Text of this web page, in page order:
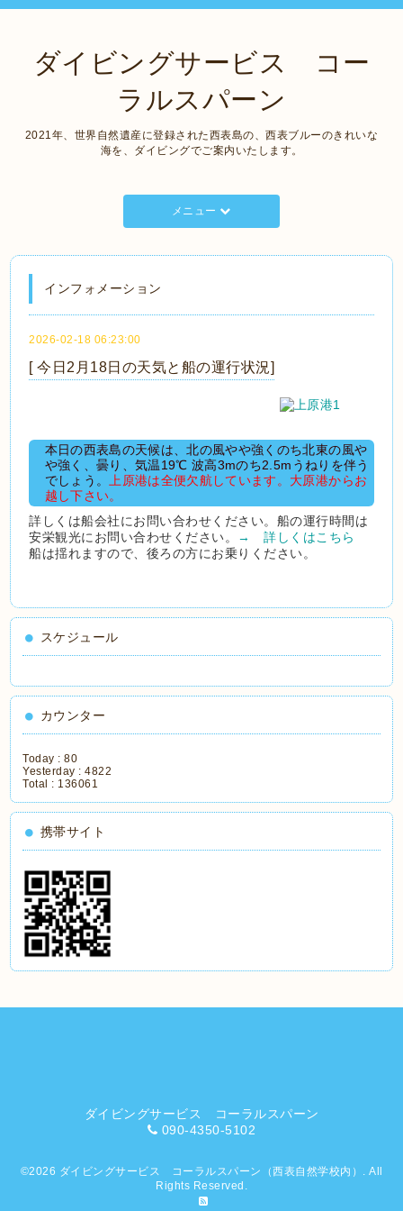
ダイビングサービス コー
ラルスパーン
2021年、世界自然遺産に登録された西表島の、西表ブルーのきれいな
海を、ダイビングでご案内いたします。
メニュー
インフォメーション
2026-02-18 06:23:00
[ 今日2月18日の天気と船の運行状況]
本日の西表島の天候は、北の風やや強くのち北東の風や
や強く、曇り、気温19℃ 波高3mのち2.5mうねりを伴う
でしょう。上原港は全便欠航しています。大原港からお
越し下さい。
詳しくは船会社にお問い合わせください。船の運行時間は
安栄観光にお問い合わせください。
→ 詳しくはこちら
船は揺れますので、後ろの方にお乗りください。
スケジュール
カウンター
Today :80
Yesterday :4822
Total : 136061
携帯サイト
ダイビングサービス コーラルスパーン
090-4350-5102
©2026 ダイビングサービス コーラルスパーン（西表自然学校内） . All
Rights Reserved.